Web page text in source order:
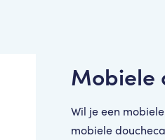
Mobiele
Wil je een
mobiele